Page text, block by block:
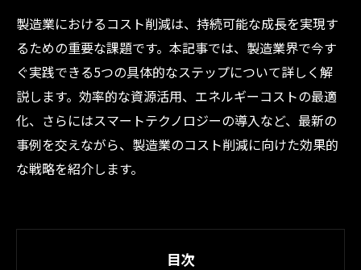
製造業におけるコスト削減は、持続可能な成長を実現す
るための重要な課題です。本記事では、製造業界で今す
ぐ実践できる5つの具体的なステップについて詳しく解
説します。効率的な資源活用、エネルギーコストの最適
化、さらにはスマートテクノロジーの導入など、最新の
事例を交えながら、製造業のコスト削減に向けた効果的
な戦略を紹介します。
目次